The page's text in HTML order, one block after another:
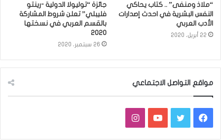
“ملاذ ومنفى” .. كتاب يحاكي
النفس البشرية في احدث إصدارات
الأدب العربي
22 أبريل، 2020
جائزة “توليولا الدولية -رينتو
فليبلي” تعلن شروط المشاركة
بالقسم العربي في نسختها
٢٠٢٠
26 سبتمبر، 2020
مواقع التواصل الاجتماعي
فيسبوكتويتر يوتيوبانستقرام